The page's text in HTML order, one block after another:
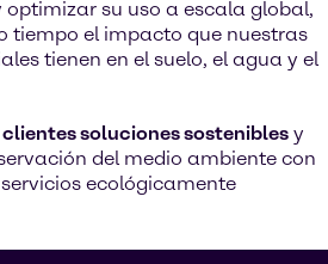
optimizar su uso a escala global,
tiempo el impacto que nuestras
tienen en el suelo, el agua y el
soluciones sostenibles y
del medio ambiente con
ecológicamente